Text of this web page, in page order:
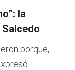
la
porque,